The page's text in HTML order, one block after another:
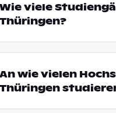
Wie viele
Thüringen?
An wie vielen
Thüringen